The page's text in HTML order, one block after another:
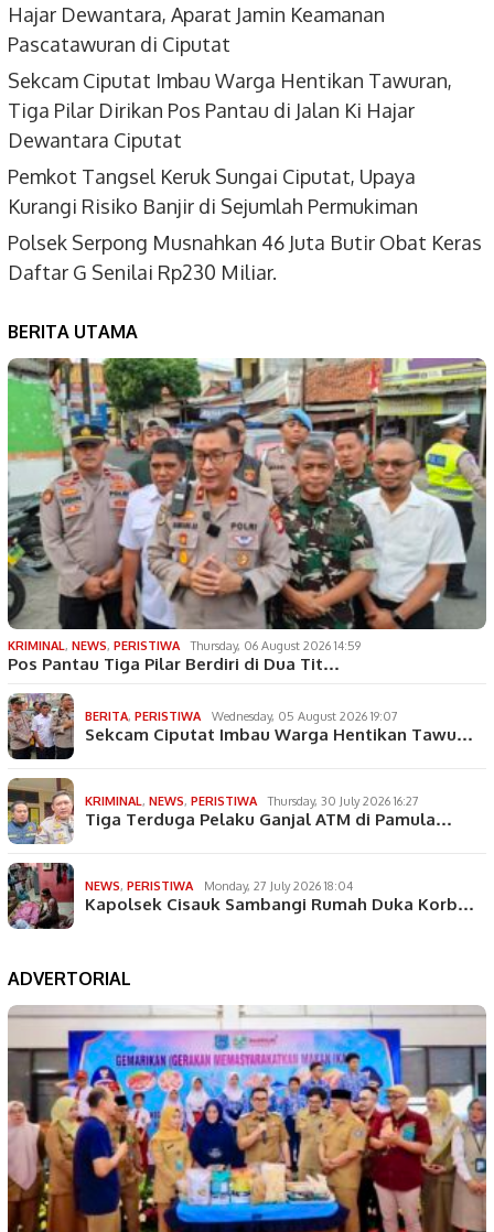
Hajar Dewantara, Aparat Jamin Keamanan
Pascatawuran di Ciputat
Sekcam Ciputat Imbau Warga Hentikan Tawuran,
Tiga Pilar Dirikan Pos Pantau di Jalan Ki Hajar
Dewantara Ciputat
Pemkot Tangsel Keruk Sungai Ciputat, Upaya
Kurangi Risiko Banjir di Sejumlah Permukiman
Polsek Serpong Musnahkan 46 Juta Butir Obat Keras
Daftar G Senilai Rp230 Miliar.
BERITA UTAMA
KRIMINAL, NEWS, PERISTIWA Thursday, 06 August 2026 14:59
Pos Pantau Tiga Pilar Berdiri di Dua Tit…
BERITA, PERISTIWA Wednesday, 05 August 2026 19:07
Sekcam Ciputat Imbau Warga Hentikan Tawu…
KRIMINAL, NEWS, PERISTIWA Thursday, 30 July 2026 16:27
Tiga Terduga Pelaku Ganjal ATM di Pamula…
NEWS, PERISTIWA Monday, 27 July 2026 18:04
Kapolsek Cisauk Sambangi Rumah Duka Korb…
ADVERTORIAL